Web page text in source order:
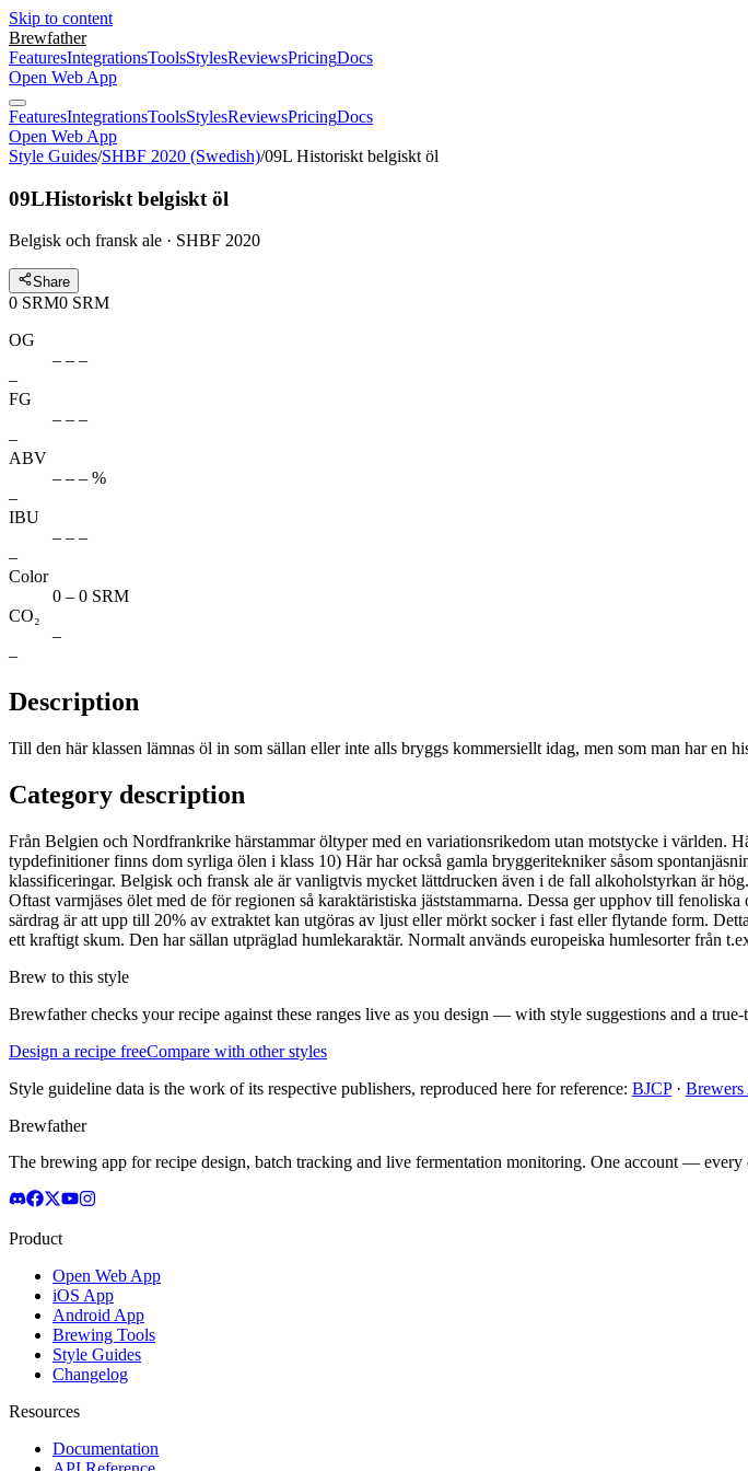
Skip to content
Brewfather
FeaturesIntegrationsToolsStylesReviewsPricingDocs
Open Web App
FeaturesIntegrationsToolsStylesReviewsPricingDocs
Open Web App
Style Guides/SHBF 2020 (Swedish)/09L Historiskt belgiskt öl
09LHistoriskt belgiskt öl
Belgisk och fransk ale · SHBF 2020
Share
0 SRM0 SRM
OG
– – –
–
FG
– – –
–
ABV
– – – %
–
IBU
– – –
–
Color
0 – 0 SRM
CO₂
–
–
Description
Till den här klassen lämnas öl in som sällan eller inte alls bryggs kommersiellt idag, men som man har en
Category description
Från Belgien och Nordfrankrike härstammar öltyper med en variationsrikedom utan motstycke i världen.
typdefinitioner finns dom syrliga ölen i klass 10) Här har också gamla bryggeritekniker såsom
klassificeringar. Belgisk och fransk ale är vanligtvis mycket lättdrucken även i de fall alkoholstyrkan är
Oftast varmjäses ölet med de för regionen så karaktäristiska jäststammarna. Dessa ger upphov till
särdrag är att upp till 20% av extraktet kan utgöras av ljust eller mörkt socker i fast eller flytande form.
ett kraftigt skum. Den har sällan utpräglad humlekaraktär. Normalt används europeiska humlesorter från
Brew to this style
Brewfather checks your recipe against these ranges live as you design — with style suggestions and a true-
Design a recipe freeCompare with other styles
Style guideline data is the work of its respective publishers, reproduced here for reference: BJCP· Brewers
Brewfather
The brewing app for recipe design, batch tracking and live fermentation monitoring. One account —
Product
Open Web App
iOS App
Android App
Brewing Tools
Style Guides
Changelog
Resources
Documentation